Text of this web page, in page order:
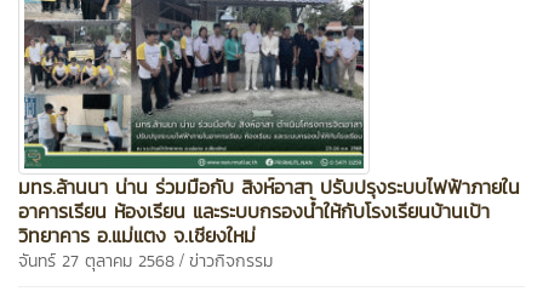
มทร.ล้านนา น่าน ร่วมมือกับ สิงห์อาสา ปรับปรุงระบบไฟฟ้าภายใน
อาคารเรียน ห้องเรียน และระบบกรองน้ำให้กับโรงเรียนบ้านเป้า
วิทยาคาร อ.แม่แตง จ.เชียงใหม่
จันทร์ 27 ตุลาคม 2568 / ข่าวกิจกรรม